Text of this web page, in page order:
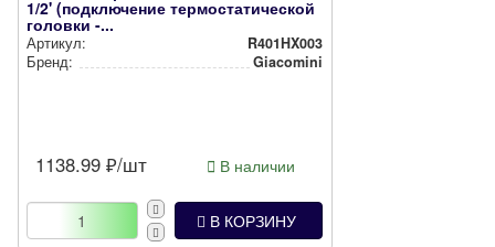
1/2' (подключение термостатической
головки -...
Артикул:
R401HX003
Бренд:
Giacomini
1138.99 ₽/шт В наличии
В КОРЗИНУ